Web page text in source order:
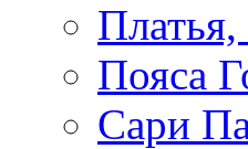
Пояса
Сари